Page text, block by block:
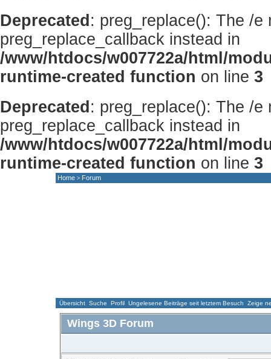
Deprecated : preg_replace(): The /
preg_replace_callback instead in
/www/htdocs/w007722a/html/
runtime-created function on line 3
Deprecated : preg_replace(): The /
preg_replace_callback instead in
/www/htdocs/w007722a/html/
runtime-created function on line 3
Home> Forum
Übersicht Suche Profil Ungelesene Beiträge seit letztem Besuch Zeige
Wings 3D Forum